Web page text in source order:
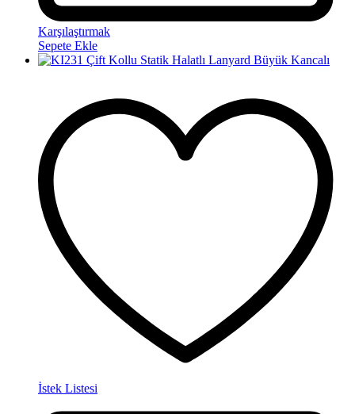
Karşılaştırmak
Sepete Ekle
İstek Listesi